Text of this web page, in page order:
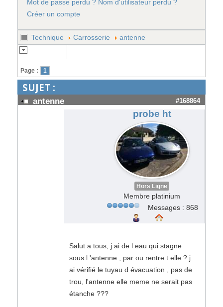
Mot de passe perdu ? Nom d'utilisateur perdu ?
Créer un compte
Technique Carrosserie antenne
Page : 1
SUJET :
antenne #168864
probe ht
Hors Ligne
Membre platinium
Messages : 868
Salut a tous, j ai de l eau qui stagne
sous l 'antenne , par ou rentre t elle ? j
ai vérifié le tuyau d évacuation , pas de
trou, l'antenne elle meme ne serait pas
étanche ???